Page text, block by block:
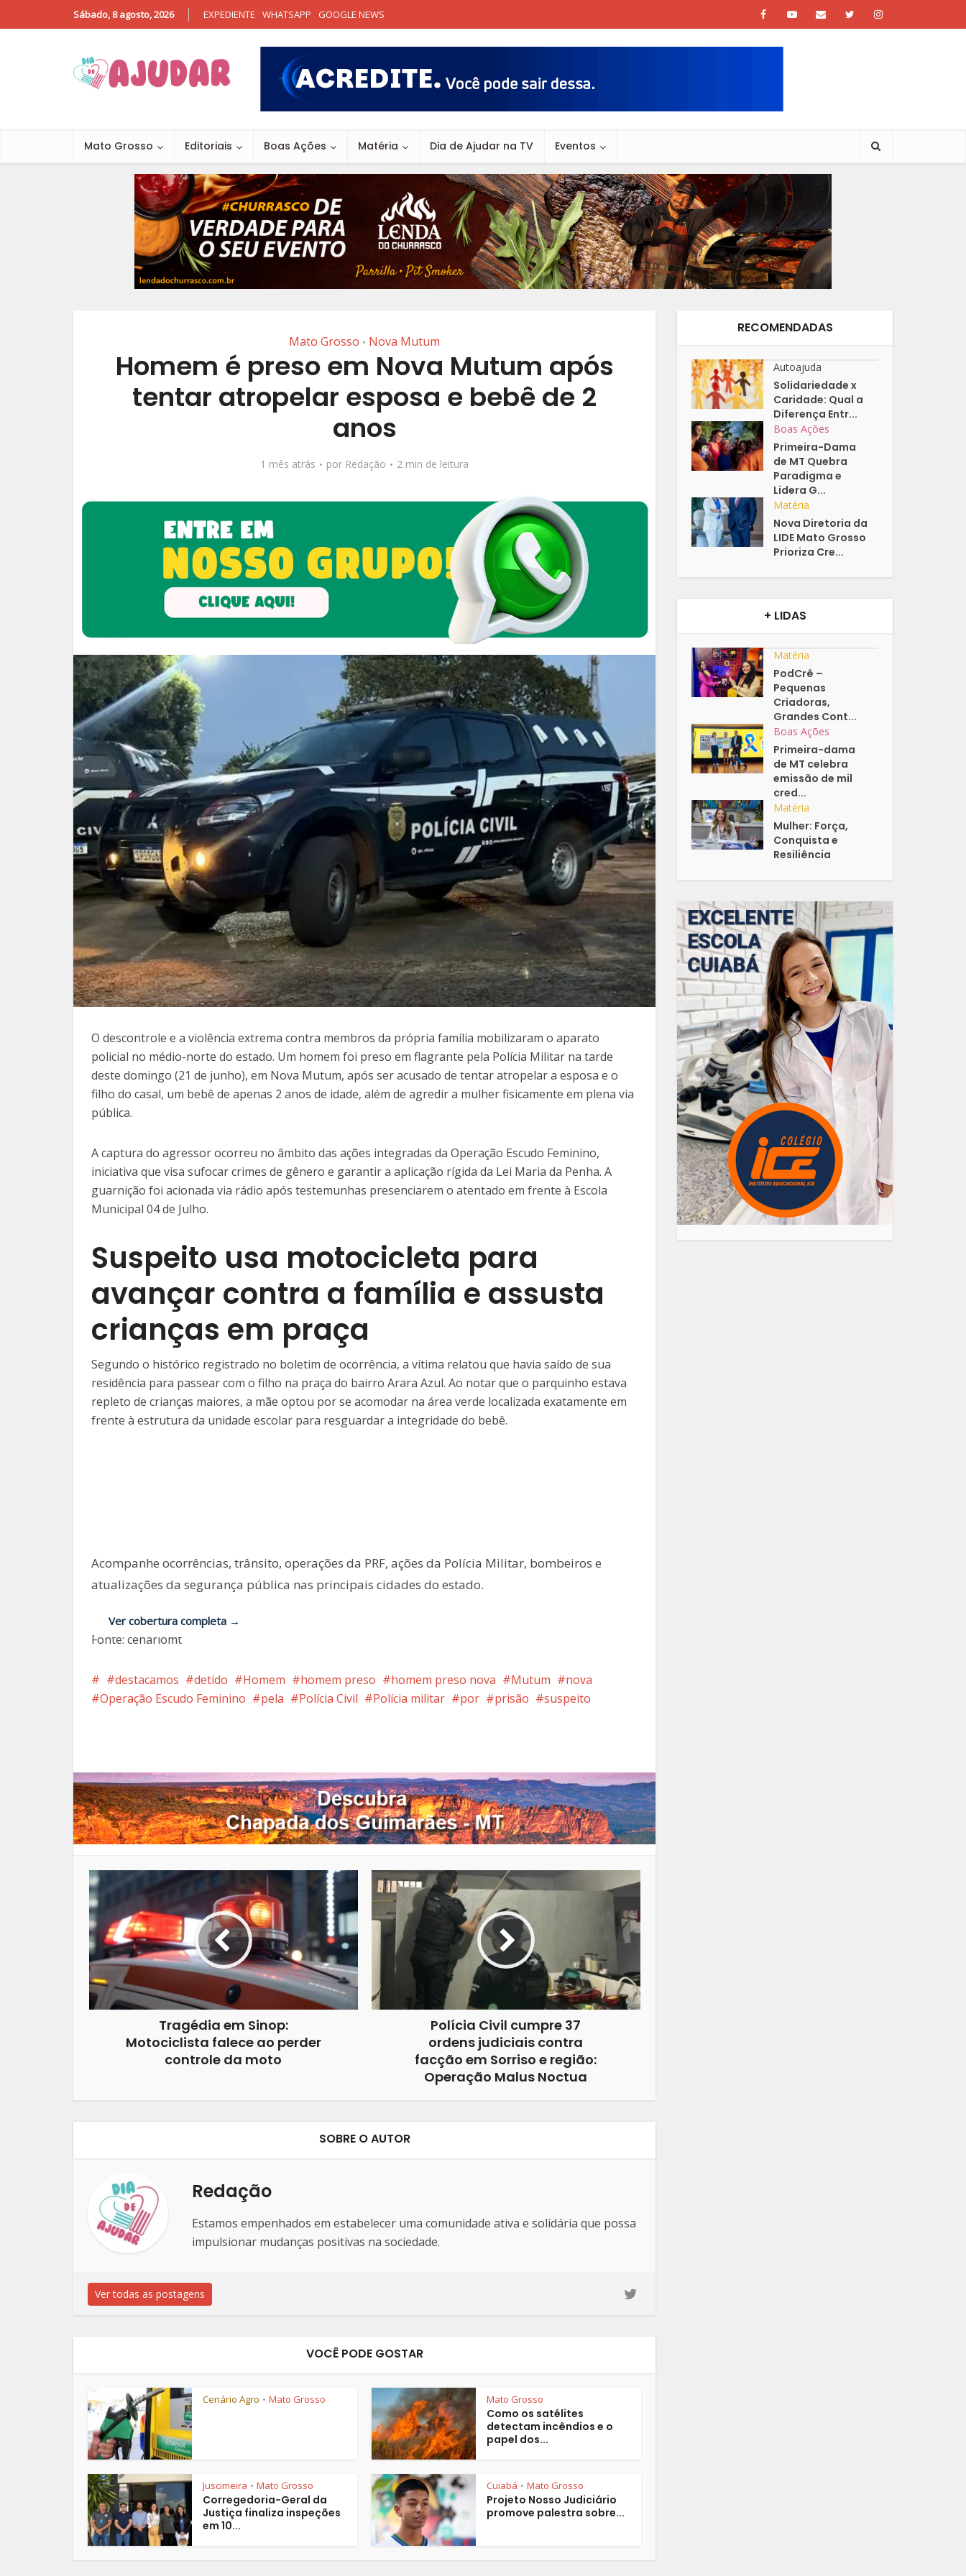
Sábado, 8 agosto, 2026 EXPEDIENTE WHATSAPP GOOGLE NEWS
Mato Grosso Editoriais Boas Ações Matéria Dia de Ajudar na TV Eventos
Mato Grosso • Nova Mutum
Homem é preso em Nova Mutum após
tentar atropelar esposa e bebê de 2
anos
1 mês atrás por Redação 2 min de leitura
O descontrole e a violência extrema contra membros da própria família mobilizaram o aparato
policial no médio-norte do estado. Um homem foi preso em flagrante pela Polícia Militar na tarde
deste domingo (21 de junho), em Nova Mutum, após ser acusado de tentar atropelar a esposa e o
filho do casal, um bebê de apenas 2 anos de idade, além de agredir a mulher fisicamente em plena via
pública.
A captura do agressor ocorreu no âmbito das ações integradas da Operação Escudo Feminino,
iniciativa que visa sufocar crimes de gênero e garantir a aplicação rígida da Lei Maria da Penha. A
guarnição foi acionada via rádio após testemunhas presenciarem o atentado em frente à Escola
Municipal 04 de Julho.
Suspeito usa motocicleta para
avançar contra a família e assusta
crianças em praça
Segundo o histórico registrado no boletim de ocorrência, a vítima relatou que havia saído de sua
residência para passear com o filho na praça do bairro Arara Azul. Ao notar que o parquinho estava
repleto de crianças maiores, a mãe optou por se acomodar na área verde localizada exatamente em
frente à estrutura da unidade escolar para resguardar a integridade do bebê.
Acompanhe ocorrências, trânsito, operações da PRF, ações da Polícia Militar, bombeiros e
atualizações da segurança pública nas principais cidades do estado.
Ver cobertura completa →
Fonte: cenariomt
destacamos detido Homem homem preso homem preso nova Mutum
nova
Operação Escudo Feminino
pela Polícia Civil Polícia militar por prisão suspeito
Tragédia em Sinop:
Motociclista falece ao perder
controle da moto
Polícia Civil cumpre 37
ordens judiciais contra
facção em Sorriso e região:
Operação Malus Noctua
SOBRE O AUTOR
Redação
Estamos empenhados em estabelecer uma comunidade ativa e solidária que possa
impulsionar mudanças positivas na sociedade.
Ver todas as postagens
VOCÊ PODE GOSTAR
Cenário Agro • Mato Grosso Mato Grosso
Como os satélites
detectam incêndios e o
papel dos...
Juscimeira • Mato Grosso
Corregedoria-Geral da
Justiça finaliza inspeções
em 10...
Cuiabá • Mato Grosso
Projeto Nosso Judiciário
promove palestra sobre...
RECOMENDADAS
Autoajuda
Solidariedade x
Caridade: Qual a
Diferença Entr...
Boas Ações
Primeira-Dama
de MT Quebra
Paradigma e
Lidera G...
Matéria
Nova Diretoria da
LIDE Mato Grosso
Prioriza Cre...
+ LIDAS
Matéria
PodCrê –
Pequenas
Criadoras,
Grandes Cont...
Boas Ações
Primeira-dama
de MT celebra
emissão de mil
cred...
Matéria
Mulher: Força,
Conquista e
Resiliência